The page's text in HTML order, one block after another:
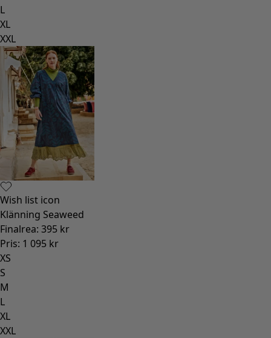
L
XL
XXL
Wish list icon
Klänning Seaweed
Finalrea: 395 kr
Pris: 1 095 kr
XS
S
M
L
XL
XXL